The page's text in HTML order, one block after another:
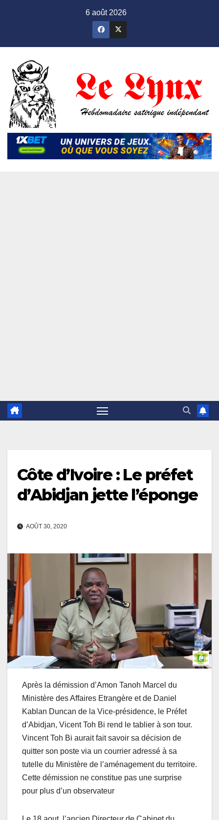
6 août 2026
Côte d’Ivoire : Le préfet
d’Abidjan jette l’éponge
AOÛT 30, 2020
Après la démission d’Amon Tanoh Marcel du
Ministère des Affaires Etrangère et de Daniel
Kablan Duncan de la Vice-présidence, le Préfet
d’Abidjan, Vicent Toh Bi rend le tablier à son tour.
Vincent Toh Bi aurait fait savoir sa décision de
quitter son poste via un courrier adressé à sa
tutelle du Ministère de l’aménagement du territoire.
Cette démission ne constitue pas une surprise
pour plus d’un observateur